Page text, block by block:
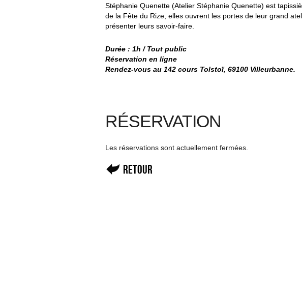
Stéphanie Quenette (Atelier Stéphanie Quenette) est
de la Fête du Rize, elles ouvrent les portes de leur grand
présenter leurs savoir-faire.
Durée : 1h / Tout public
Réservation en ligne
Rendez-vous au 142 cours Tolstoï, 69100 Villeurbanne.
RÉSERVATION
Les réservations sont actuellement fermées.
Retour